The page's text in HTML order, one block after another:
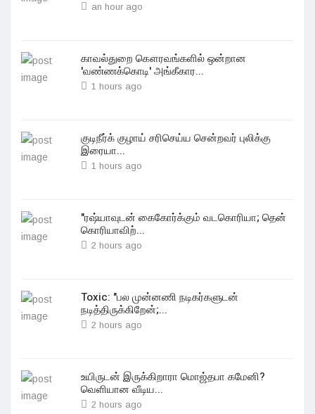
an hour ago
காவல்துறை கௌரவங்களில் ஒன்றான
'வண்ணக்கொடி' அங்கீகார...
1 hours ago
குடிநீர்க் குழாய் சரிசெய்ய சென்றவர் புலிக்கு
இரையா...
1 hours ago
"ரஷ்யாவுடன் கைகோர்க்கும் வடகொரியா; தென்
கொரியாவிற்...
2 hours ago
Toxic: "பல முன்னணி நடிகர்களுடன்
நடித்திருக்கிறேன்;...
2 hours ago
உயிருடன் இருக்கிறாரா மொஜ்தபா‌ கமேனி?
வெளியான வீடிய...
2 hours ago